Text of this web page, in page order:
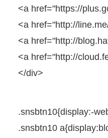
<a href="https://
<a href="http://
<a href="http://
<a href="http://
</div>
.snsbtn10{display:-
.snsbtn10 a{display: